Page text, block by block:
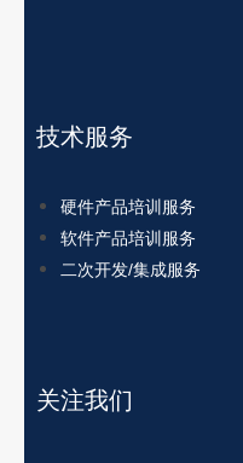
技术服务
硬件产品培训服务
软件产品培训服务
二次开发/集成服务
关注我们